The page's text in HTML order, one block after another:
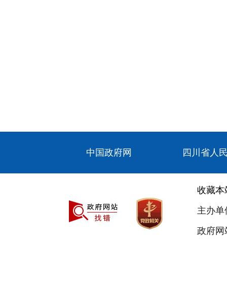
中国政府网 四川省人
收藏本
主办
政府网